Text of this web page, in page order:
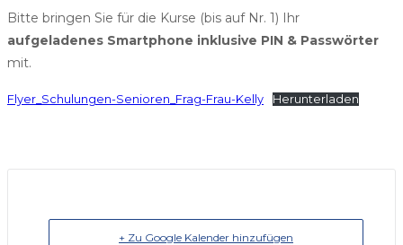
Bitte bringen Sie für die Kurse (bis auf Nr. 1) Ihr
aufgeladenes Smartphone inklusive PIN & Passwörter
mit.
Flyer_Schulungen-Senioren_Frag-Frau-Kelly Herunterladen
+ Zu Google Kalender hinzufügen